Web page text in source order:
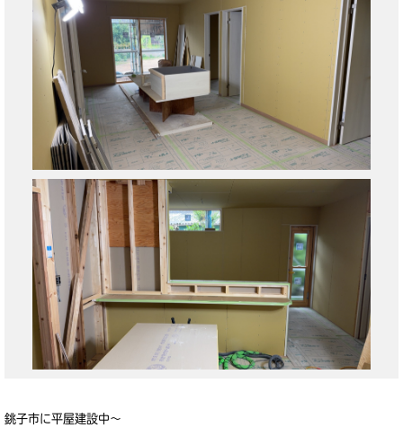
銚子市に平屋建設中～